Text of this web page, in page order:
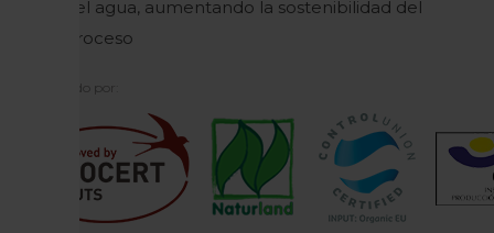
del agua, aumentando la sostenibilidad del
proceso
Certificado por: